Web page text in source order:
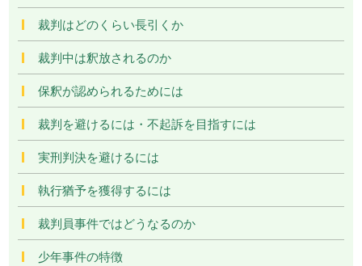
裁判はどのくらい長引くか
裁判中は釈放されるのか
保釈が認められるためには
裁判を避けるには・不起訴を目指すには
実刑判決を避けるには
執行猶予を獲得するには
裁判員事件ではどうなるのか
少年事件の特徴